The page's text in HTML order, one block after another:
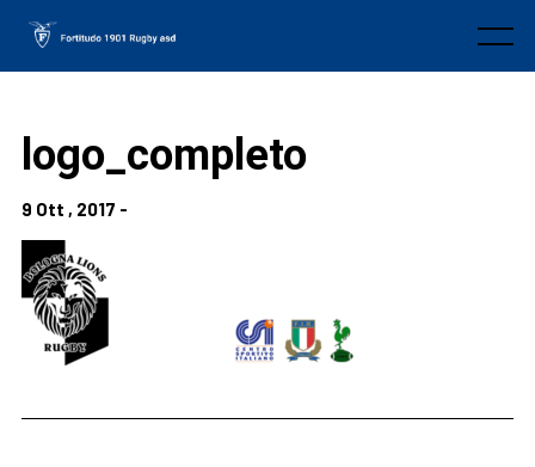
content
Menu
logo_completo
9 Ott , 2017 -